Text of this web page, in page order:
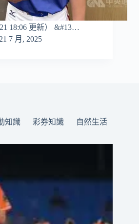
18:06 更新） &#13…
21 7 月, 2025
知識 彩券知識 自然生活